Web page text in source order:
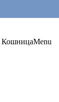
КошницаMenu